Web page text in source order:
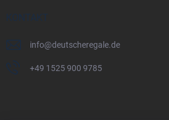
KONTAKT
info@deutscheregale.de
+49 1525 900 9785